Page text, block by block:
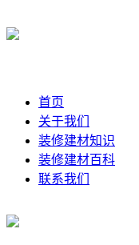
首页
关于我们
装修建材知识
装修建材百科
联系我们